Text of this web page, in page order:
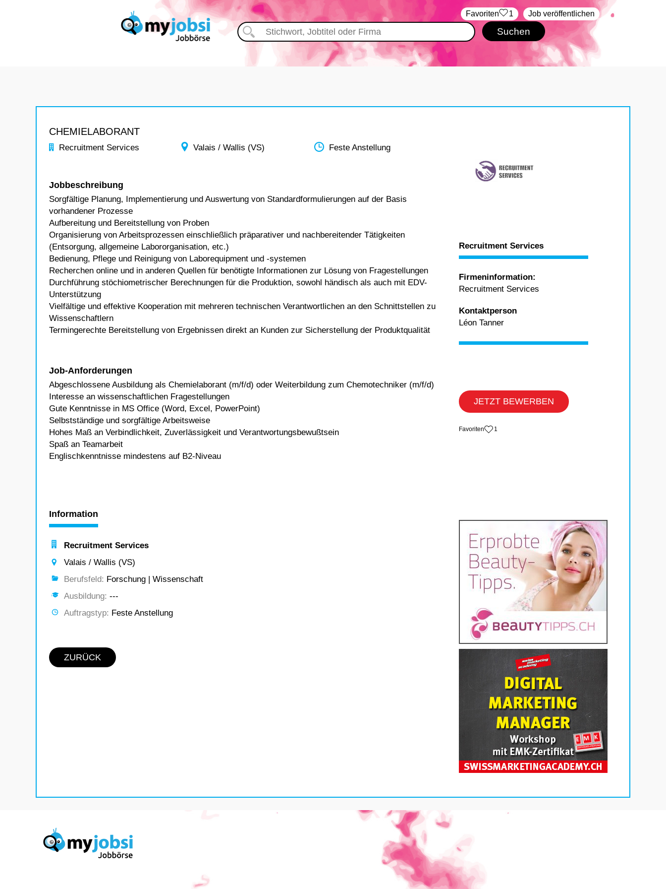
Job veröffentlichen
‏Favoriten 1
CHEMIELABORANT
Recruitment Services Valais / Wallis (VS) Feste Anstellung
Jobbeschreibung
Sorgfältige Planung, Implementierung und Auswertung von Standardformulierungen auf der Basis
vorhandener Prozesse
Aufbereitung und Bereitstellung von Proben
Organisierung von Arbeitsprozessen einschließlich präparativer und nachbereitender Tätigkeiten
(Entsorgung, allgemeine Labororganisation, etc.)
Bedienung, Pflege und Reinigung von Laborequipment und -systemen
Recherchen online und in anderen Quellen für benötigte Informationen zur Lösung von Fragestellungen
Durchführung stöchiometrischer Berechnungen für die Produktion, sowohl händisch als auch mit EDV-
Unterstützung
Vielfältige und effektive Kooperation mit mehreren technischen Verantwortlichen an den Schnittstellen zu
Wissenschaftlern
Termingerechte Bereitstellung von Ergebnissen direkt an Kunden zur Sicherstellung der Produktqualität
Job-Anforderungen
Abgeschlossene Ausbildung als Chemielaborant (m/f/d) oder Weiterbildung zum Chemotechniker (m/f/d)
Interesse an wissenschaftlichen Fragestellungen
Gute Kenntnisse in MS Office (Word, Excel, PowerPoint)
Selbstständige und sorgfältige Arbeitsweise
Hohes Maß an Verbindlichkeit, Zuverlässigkeit und Verantwortungsbewußtsein
Spaß an Teamarbeit
Englischkenntnisse mindestens auf B2-Niveau
Information
Recruitment Services
Valais / Wallis (VS)
Berufsfeld: Forschung | Wissenschaft
Ausbildung: ---
Auftragstyp: Feste Anstellung
ZURÜCK
Recruitment Services
Firmeninformation:
Recruitment Services
Kontaktperson
Léon Tanner
JETZT BEWERBEN
‏Favoriten 1